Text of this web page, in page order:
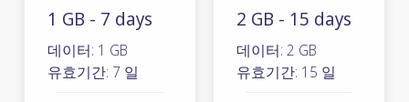
1 GB - 7 days
데이터: 1 GB
유효기간: 7 일
2 GB - 15 days
데이터: 2 GB
유효기간: 15 일